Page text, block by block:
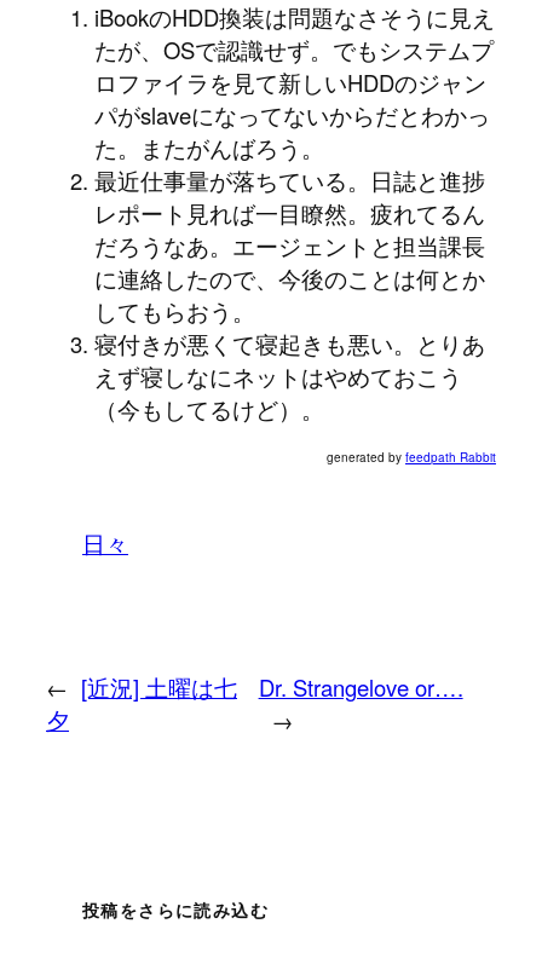
iBookのHDD換装は問題なさそうに見え
たが、OSで認識せず。でもシステムプ
ロファイラを見て新しいHDDのジャン
パがslaveになってないからだとわかっ
た。またがんばろう。
最近仕事量が落ちている。日誌と進捗
レポート見れば一目瞭然。疲れてるん
だろうなあ。エージェントと担当課長
に連絡したので、今後のことは何とか
してもらおう。
寝付きが悪くて寝起きも悪い。とりあ
えず寝しなにネットはやめておこう
（今もしてるけど）。
generated by feedpath Rabbit
日々
← [近況] 土曜は七
夕
Dr. Strangelove or….
→
投稿をさらに読み込む